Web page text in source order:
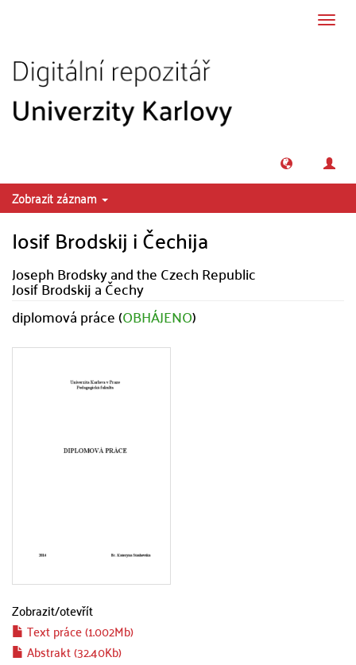
Zobrazit záznam
Iosif Brodskij i Čechija
Joseph Brodsky and the Czech Republic
Josif Brodskij a Čechy
diplomová práce (OBHÁJENO)
Zobrazit/otevřít
Text práce (1.002Mb)
Abstrakt (32.40Kb)